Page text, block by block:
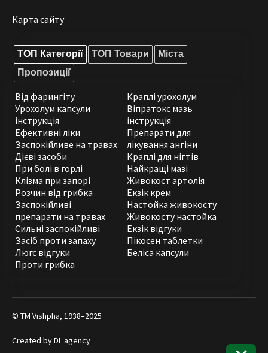
Карта сайту
ТОП Категорії ТОП Товари
Міста
Пропозиції
Від фарингіту
Урохолум капсули
інструкція
Ефективні ліки
Заспокійливе на травах
Дієві засоби
При болі в горлі
Клізма при запорі
Краплі урохолум
Віпратокс мазь
інструкція
Препарати для
лікування ангіни
Краплі для нігтів
Найкращі мазі
Живокост артолія
Розчин від грибка
Заспокійливі
препарати на травах
Сильні заспокійливі
Засіб проти запаху
Люгс відгуки
Проти грибка
Екзік крем
Настойка живокосту
Живокосту настойка
Екзік відгуки
Пікосен таблетки
Беліса капсули
© ТМ Vishpha, 1938–2025
Created byDL agency